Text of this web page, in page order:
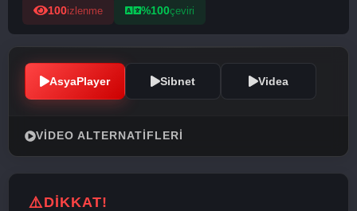
100izlenme %100çeviri
AsyaPlayer Sibnet Videa
VIDEO ALTERNATIFLERI
DİKKAT!